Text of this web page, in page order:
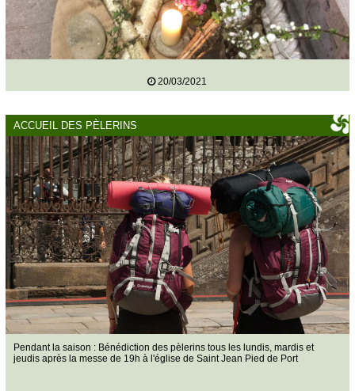
20/03/2021
ACCUEIL DES PÈLERINS
Pendant la saison : Bénédiction des pèlerins tous les lundis, mardis et
jeudis après la messe de 19h à l'église de Saint Jean Pied de Port